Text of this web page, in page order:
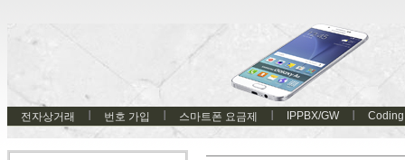
전자상거래 번호 가입 스마트폰 요금제 IPPBX/GW Coding